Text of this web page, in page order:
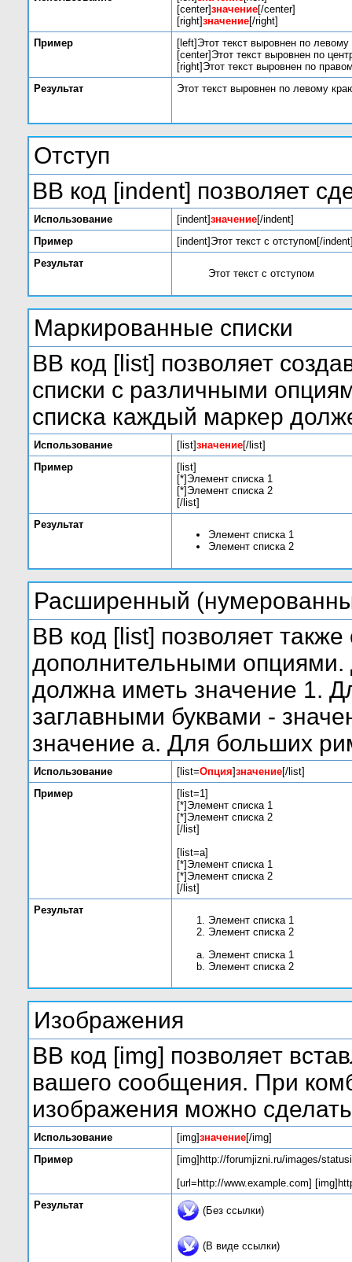
[center]значение[/center]
[right]значение[/right]
Пример
[left]Этот текст выровнен по
[center]Этот текст выровнен по
[right]Этот текст выровнен по
Результат
Этот текст выровнен по левому
Отступ
BB код [indent] позволяет
Использование [indent]значение[/indent]
Пример
[indent]Этот текст с отступом[/
Результат
Этот текст с отступом
Маркированные списки
BB код [list] позволяет
списки с различными
списка каждый маркер
Использование [list]значение[/list]
Пример
[list]
[*]Элемент списка 1
[*]Элемент списка 2
[/list]
Результат
Элемент списка 1
Элемент списка 2
Расширенный
BB код [list] позволяет
дополнительными опциями.
должна иметь значение 1.
заглавными буквами -
значение а. Для больших
Использование [list=Опция]значение[/list]
Пример
[list=1]
[*]Элемент списка 1
[*]Элемент списка 2
[/list]
[list=a]
[*]Элемент списка 1
[*]Элемент списка 2
[/list]
Результат
Элемент списка 1
Элемент списка 2
Элемент списка 1
Элемент списка 2
Изображения
BB код [img] позволяет
вашего сообщения. При
изображения можно
Использование [img]значение[/img]
Пример
[img]http://forumjizni.ru/images/
[url=http://www.example.com]
Результат
(Без ссылки)
(В виде ссылки)